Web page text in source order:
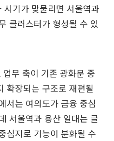
기가 맞물리면 서울역과
클러스터가 형성될 수 있
무 축이 기존 광화문 중
확장되는 구조로 재편될
서는 여의도가 금융 중심
서울역과 용산 일대는 글
심지로 기능이 분화될 수